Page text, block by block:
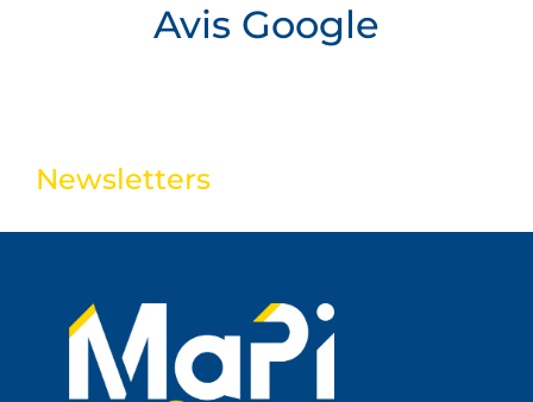
Avis Google
Newsletters